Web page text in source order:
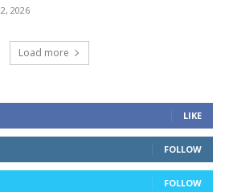
2026
Load more
LIKE
FOLLOW
FOLLOW